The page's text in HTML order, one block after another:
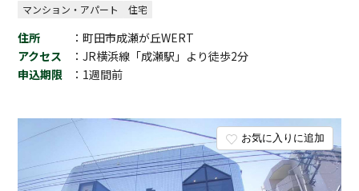
お気に入りに追加
マンション・アパート 住宅
住所
：町田市成瀬が丘WERT
アクセス
：JR横浜線「成瀬駅」より徒歩2分
申込期限
：1週間前